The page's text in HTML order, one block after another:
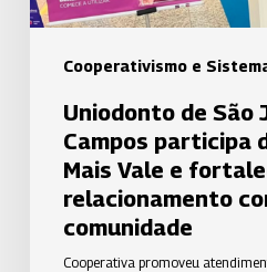
Cooperativismo e
Mais
Vale
fortalece
relacionamento
com
comunidade
Uniodonto de São
Campos participa
Mais Vale e
relacionamento
comunidade
Cooperativa promoveu